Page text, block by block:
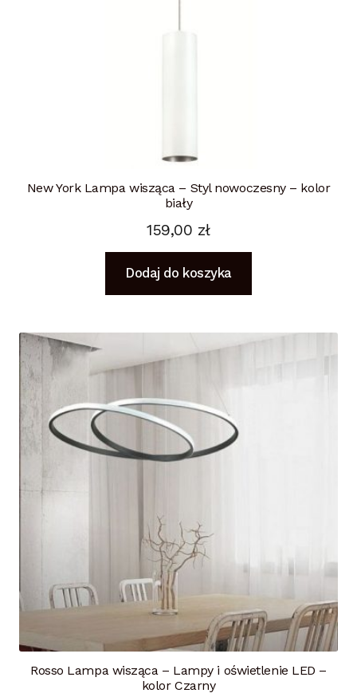
New York Lampa wisząca – Styl nowoczesny – kolor
biały
159,00 zł
Dodaj do koszyka
Rosso Lampa wisząca – Lampy i oświetlenie LED –
kolor Czarny